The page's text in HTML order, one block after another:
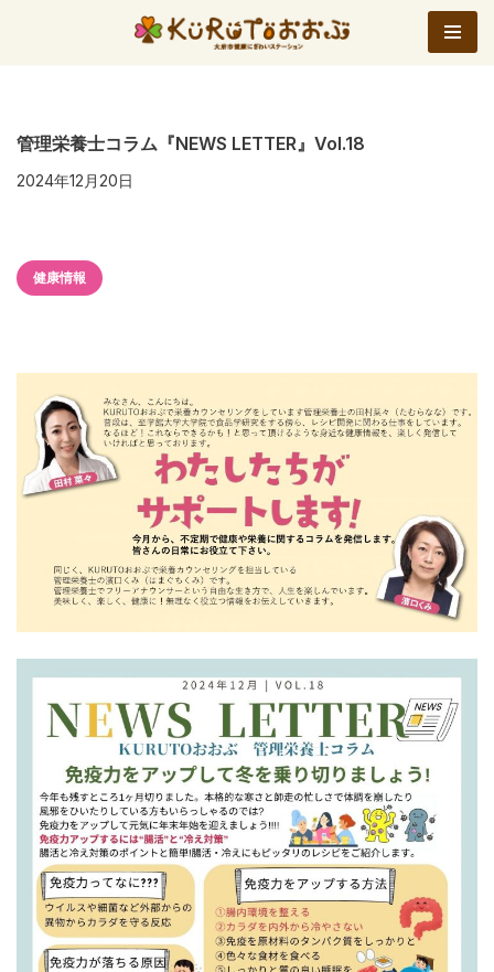
ン
ツ
ッ
管理栄養士コラム『NEWS LETTER』Vol.18
2024年12月20日
健康情報